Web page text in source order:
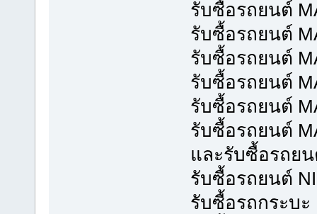
รับซื้อรถยนต์
รับซื้อรถยนต์
รับซื้อรถยนต์
รับซื้อรถยนต์
รับซื้อรถยนต์
รับซื้อรถยนต์
และรับซื้อรถย
รับซื้อรถยนต์
รับซื้อรถกระบะ